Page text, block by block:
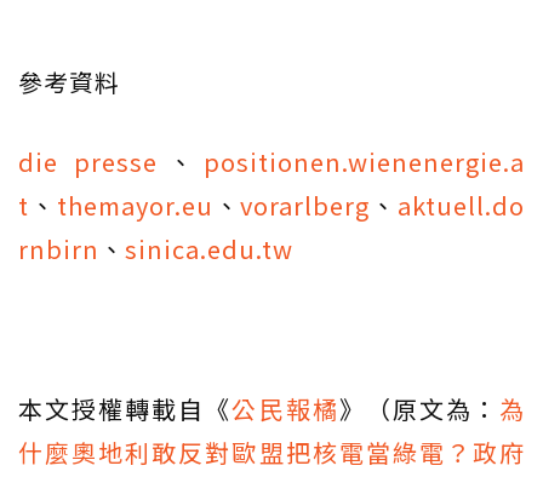
參考資料
die presse 、 positionen.wienenergie.a
t 、 themayor.eu 、vorarlberg 、 aktuell.do
rnbirn 、 sinica.edu.tw
本文授權轉載自《公民報橘》（原文為： 為
什麼奧地利敢反對歐盟把核電當綠電？政府